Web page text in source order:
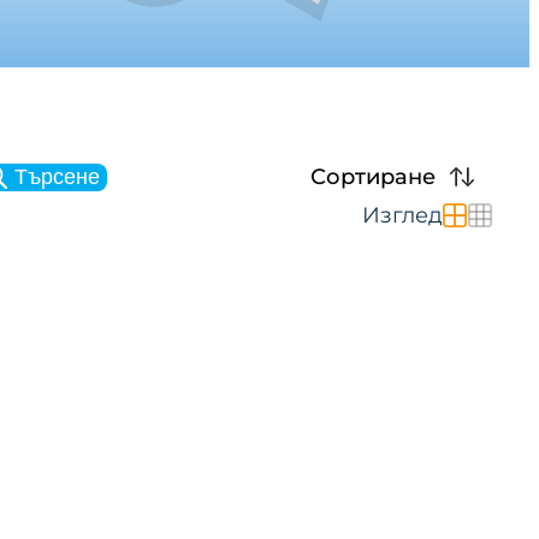
Търсене
Сортиране
Изглед